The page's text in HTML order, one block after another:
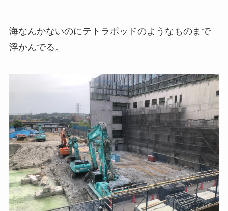
海なんかないのにテトラポッドのようなものまで
浮かんでる。